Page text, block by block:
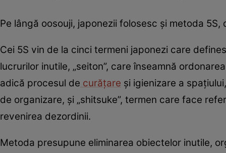
Pe lângă oosouji, japonezii folosesc și metoda
Cei 5S vin de la cinci termeni japonezi care
lucrurilor inutile, „seiton”, care înseamnă
adică procesul de curățare și igienizare a
de organizare, și „shitsuke”, termen care face
revenirea dezordinii.
Metoda presupune eliminarea obiectelor inutile,